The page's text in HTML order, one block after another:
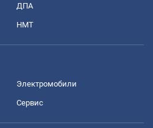
ДПА
НМТ
Электромобили
Сервис